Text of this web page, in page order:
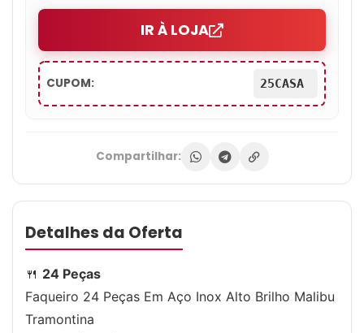
IR À LOJA
CUPOM: 25CASA
Compartilhar:
Detalhes da Oferta
🍴 24 Peças
Faqueiro 24 Peças Em Aço Inox Alto Brilho Malibu
Tramontina